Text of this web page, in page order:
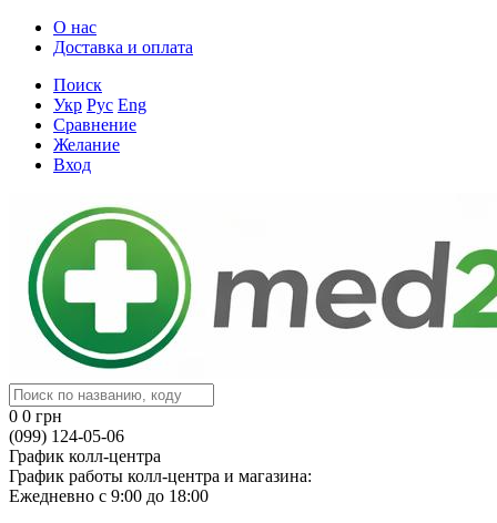
О нас
Доставка и оплата
Поиск
Укр Рус Eng
Сравнение
Желание
Вход
0 0 грн
(099) 124-05-06
График колл-центра
График работы колл-центра и магазина:
Ежедневно с 9:00 до 18:00